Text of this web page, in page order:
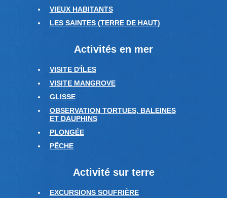
VIEUX HABITANTS
LES SAINTES (TERRE DE HAUT)
Activités en mer
VISITE D'ÎLES
VISITE MANGROVE
GLISSE
OBSERVATION TORTUES, BALEINES
ET DAUPHINS
PLONGÉE
PÊCHE
Activité sur terre
EXCURSIONS SOUFRIÈRE